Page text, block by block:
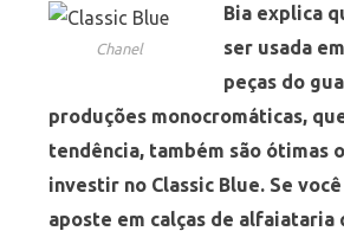
Chanel
Bia explica
ser usada
peças do
produções monocromáticas,
tendência, também são ótimas
investir no Classic Blue. Se
aposte em calças de alfaiataria